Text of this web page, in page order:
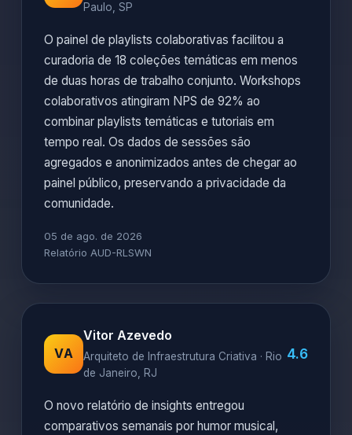
Paulo, SP
O painel de playlists colaborativas facilitou a
curadoria de 18 coleções temáticas em menos
de duas horas de trabalho conjunto. Workshops
colaborativos atingiram NPS de 92% ao
combinar playlists temáticas e tutoriais em
tempo real. Os dados de sessões são
agregados e anonimizados antes de chegar ao
painel público, preservando a privacidade da
comunidade.
05 de ago. de 2026
Relatório AUD-RLSWN
VA
Vitor Azevedo
Arquiteto de Infraestrutura Criativa · Rio
de Janeiro, RJ
4.6
O novo relatório de insights entregou
comparativos semanais por humor musical,